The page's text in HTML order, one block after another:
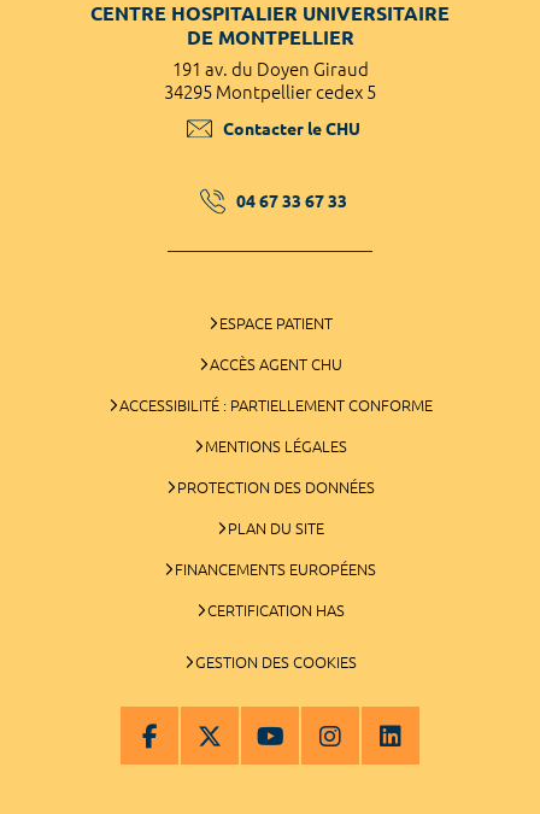
CENTRE HOSPITALIER UNIVERSITAIRE
DE MONTPELLIER
191 av. du Doyen Giraud
34295 Montpellier cedex 5
Contacter le CHU
04 67 33 67 33
ESPACE PATIENT
ACCÈS AGENT CHU
ACCESSIBILITÉ : PARTIELLEMENT CONFORME
MENTIONS LÉGALES
PROTECTION DES DONNÉES
PLAN DU SITE
FINANCEMENTS EUROPÉENS
CERTIFICATION HAS
GESTION DES COOKIES